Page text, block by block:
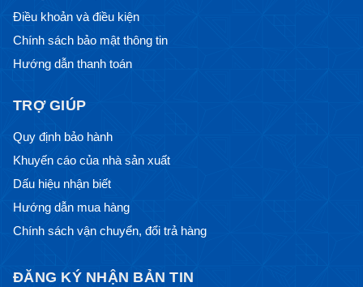
Điều khoản và điều kiện
Chính sách bảo mật thông tin
Hướng dẫn thanh toán
TRỢ GIÚP
Quy định bảo hành
Khuyến cáo của nhà sản xuất
Dấu hiệu nhận biết
Hướng dẫn mua hàng
Chính sách vận chuyển, đổi trả hàng
ĐĂNG KÝ NHẬN BẢN TIN